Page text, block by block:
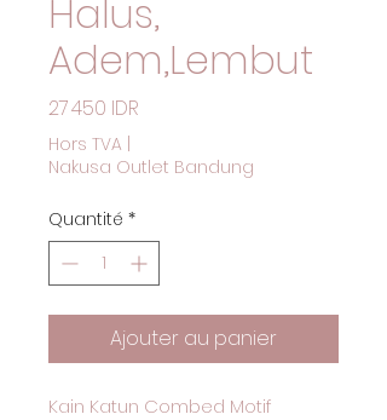
Halus,
Adem,Lembut
27 450 IDR
Hors TVA
Nakusa Outlet Bandung
Quantité *
Ajouter au panier
Kain Katun Combed Motif